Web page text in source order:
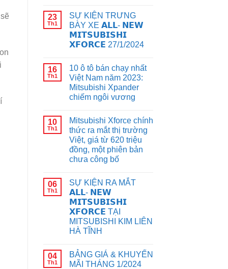
23
Th1
SỰ KIỆN TRƯNG
BÀY XE 𝗔𝗟𝗟- 𝗡𝗘𝗪
𝗠𝗜𝗧𝗦𝗨𝗕𝗜𝗦𝗛𝗜
𝗫𝗙𝗢𝗥𝗖𝗘 27/1/2024
16
Th1
10 ô tô bán chạy nhất
Việt Nam năm 2023:
Mitsubishi Xpander
chiếm ngôi vương
10
Th1
Mitsubishi Xforce chính
thức ra mắt thị trường
Việt, giá từ 620 triệu
đồng, một phiên bản
chưa công bố
06
Th1
SỰ KIỆN RA MẮT
𝗔𝗟𝗟- 𝗡𝗘𝗪
𝗠𝗜𝗧𝗦𝗨𝗕𝗜𝗦𝗛𝗜
𝗫𝗙𝗢𝗥𝗖𝗘 TẠI
MITSUBISHI KIM LIÊN
HÀ TĨNH
04
Th1
BẢNG GIÁ & KHUYẾN
MÃI THÁNG 1/2024